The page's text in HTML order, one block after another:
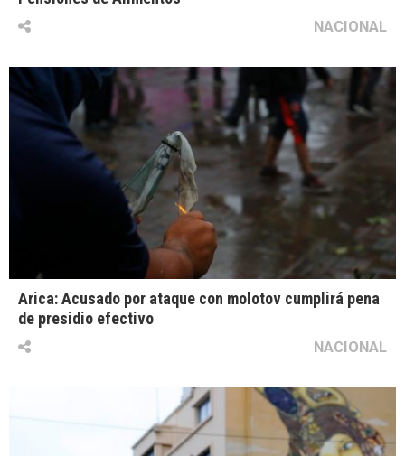
NACIONAL
Arica: Acusado por ataque con molotov cumplirá pena
de presidio efectivo
NACIONAL